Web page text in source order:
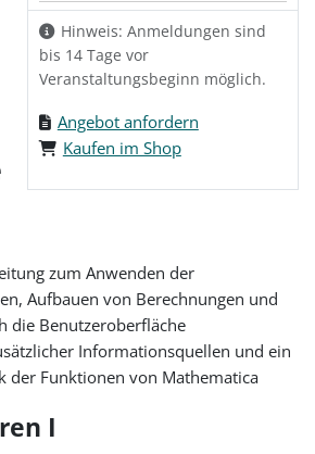
Hinweis: Anmeldungen sind
bis 14 Tage vor
Veranstaltungsbeginn möglich.
Angebot anfordern
Kaufen im Shop
zum Anwenden der
Aufbauen von Berechnungen und
die Benutzeroberfläche
Informationsquellen und ein
der Funktionen von Mathematica
I